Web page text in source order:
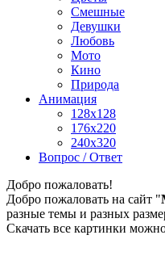
Смешные
Девушки
Любовь
Мото
Кино
Природа
Анимация
128x128
176x220
240x320
Вопрос / Ответ
Добро пожаловать!
Добро пожаловать на сайт "
разные темы и разных
Скачать все картинки